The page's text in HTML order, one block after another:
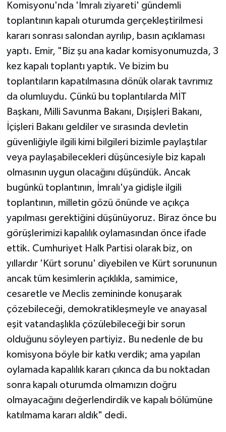
Komisyonu'nda 'İmralı ziyareti' gündemli
toplantının kapalı oturumda gerçekleştirilmesi
kararı sonrası salondan ayrılıp, basın açıklaması
yaptı. Emir, "Biz şu ana kadar komisyonumuzda, 3
kez kapalı toplantı yaptık. Ve bizim bu
toplantıların kapatılmasına dönük olarak tavrımız
da olumluydu. Çünkü bu toplantılarda MİT
Başkanı, Milli Savunma Bakanı, Dışişleri Bakanı,
İçişleri Bakanı geldiler ve sırasında devletin
güvenliğiyle ilgili kimi bilgileri bizimle paylaştılar
veya paylaşabilecekleri düşüncesiyle biz kapalı
olmasının uygun olacağını düşündük. Ancak
bugünkü toplantının, İmralı'ya gidişle ilgili
toplantının, milletin gözü önünde ve açıkça
yapılması gerektiğini düşünüyoruz. Biraz önce bu
görüşlerimizi kapalılık oylamasından önce ifade
ettik. Cumhuriyet Halk Partisi olarak biz, on
yıllardır 'Kürt sorunu' diyebilen ve Kürt sorununun
ancak tüm kesimlerin açıklıkla, samimice,
cesaretle ve Meclis zemininde konuşarak
çözebileceği, demokratikleşmeyle ve anayasal
eşit vatandaşlıkla çözülebileceği bir sorun
olduğunu söyleyen partiyiz. Bu nedenle de bu
komisyona böyle bir katkı verdik; ama yapılan
oylamada kapalılık kararı çıkınca da bu noktadan
sonra kapalı oturumda olmamızın doğru
olmayacağını değerlendirdik ve kapalı bölümüne
katılmama kararı aldık" dedi.